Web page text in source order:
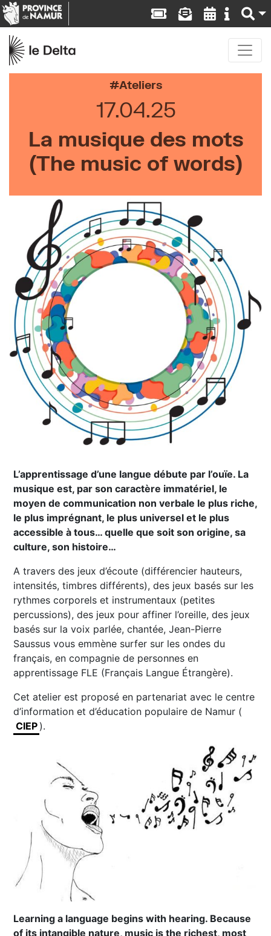
Ateliers
17.04.25
La musique des mots
(The music of words)
L’apprentissage d’une langue débute par l’ouïe. La
musique est, par son caractère immatériel, le
moyen de communication non verbale le plus riche,
le plus imprégnant, le plus universel et le plus
accessible à tous… quelle que soit son origine, sa
culture, son histoire…
A travers des jeux d’écoute (différencier hauteurs,
intensités, timbres différents), des jeux basés sur les
rythmes corporels et instrumentaux (petites
percussions), des jeux pour affiner l’oreille, des jeux
basés sur la voix parlée, chantée, Jean-Pierre
Saussus vous emmène surfer sur les ondes du
français, en compagnie de personnes en
apprentissage FLE (Français Langue Étrangère).
Cet atelier est proposé en partenariat avec le centre
d’information et d’éducation populaire de Namur (
CIEP ).
Learning a language begins with hearing. Because
of its intangible nature, music is the richest, most